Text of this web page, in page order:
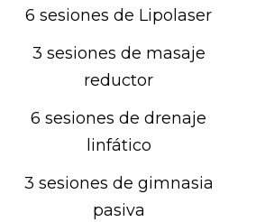
6 sesiones de Lipolaser
3 sesiones de masaje
reductor
6 sesiones de drenaje
linfático
3 sesiones de gimnasia
pasiva